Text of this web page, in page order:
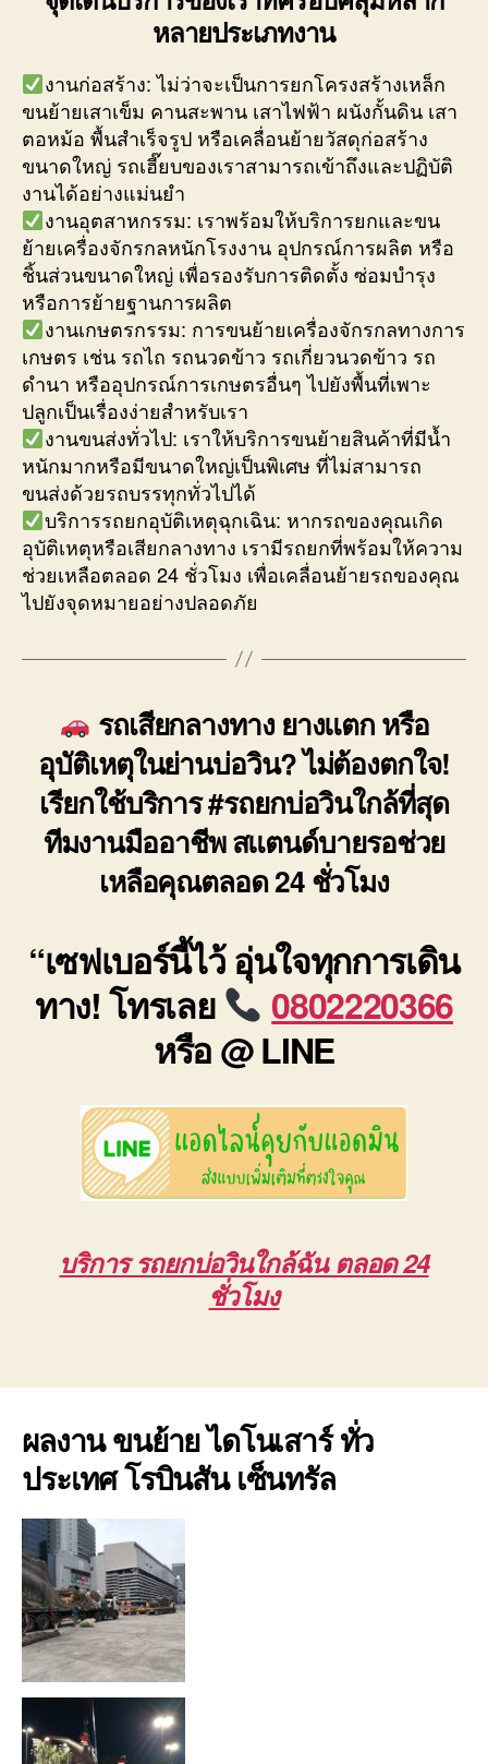
หลายประเภทงาน
งานก่อสร้าง: ไม่ว่าจะเป็นการยกโครงสร้างเหล็ก
ขนย้ายเสาเข็ม คานสะพาน เสาไฟฟ้า ผนังกั้นดิน เสา
ตอหม้อ พื้นสำเร็จรูป หรือเคลื่อนย้ายวัสดุก่อสร้าง
ขนาดใหญ่ รถเฮี๊ยบของเราสามารถเข้าถึงและปฏิบัติ
งานได้อย่างแม่นยำ
งานอุตสาหกรรม: เราพร้อมให้บริการยกและขน
ย้ายเครื่องจักรกลหนักโรงงาน อุปกรณ์การผลิต หรือ
ชิ้นส่วนขนาดใหญ่ เพื่อรองรับการติดตั้ง ซ่อมบำรุง
หรือการย้ายฐานการผลิต
งานเกษตรกรรม: การขนย้ายเครื่องจักรกลทางการ
เกษตร เช่น รถไถ รถนวดข้าว รถเกี่ยวนวดข้าว รถ
ดำนา หรืออุปกรณ์การเกษตรอื่นๆ ไปยังพื้นที่เพาะ
ปลูกเป็นเรื่องง่ายสำหรับเรา
งานขนส่งทั่วไป: เราให้บริการขนย้ายสินค้าที่มีน้ำ
หนักมากหรือมีขนาดใหญ่เป็นพิเศษ ที่ไม่สามารถ
ขนส่งด้วยรถบรรทุกทั่วไปได้
บริการรถยกอุบัติเหตุฉุกเฉิน: หากรถของคุณเกิด
อุบัติเหตุหรือเสียกลางทาง เรามีรถยกที่พร้อมให้ความ
ช่วยเหลือตลอด 24 ชั่วโมง เพื่อเคลื่อนย้ายรถของคุณ
ไปยังจุดหมายอย่างปลอดภัย
รถเสียกลางทาง ยางแตก หรือ
อุบัติเหตุในย่านบ่อวิน? ไม่ต้องตกใจ!
เรียกใช้บริการ #รถยกบ่อวินใกล้ที่สุด
ทีมงานมืออาชีพ สแตนด์บายรอช่วย
เหลือคุณตลอด 24 ชั่วโมง
“เซฟเบอร์นี้ไว้ อุ่นใจทุกการเดิน
ทาง! โทรเลย
0802220366
หรือ @ LINE
บริการ รถยกบ่อวินใกล้ฉัน ตลอด 24
ชั่วโมง
ผลงาน ขนย้าย ไดโนเสาร์ ทั่ว
ประเทศ โรบินสัน เซ็นทรัล